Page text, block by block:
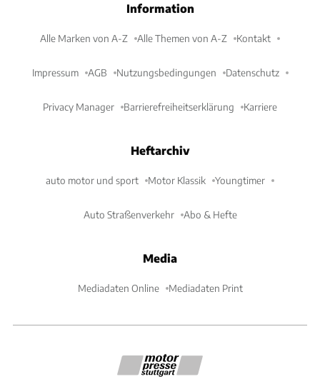
Information
Alle Marken von A-Z Alle Themen von A-Z Kontakt
Impressum AGB Nutzungsbedingungen Datenschutz
Privacy Manager Barrierefreiheitserklärung Karriere
Heftarchiv
auto motor und sport Motor Klassik Youngtimer
Auto Straßenverkehr Abo & Hefte
Media
Mediadaten Online Mediadaten Print